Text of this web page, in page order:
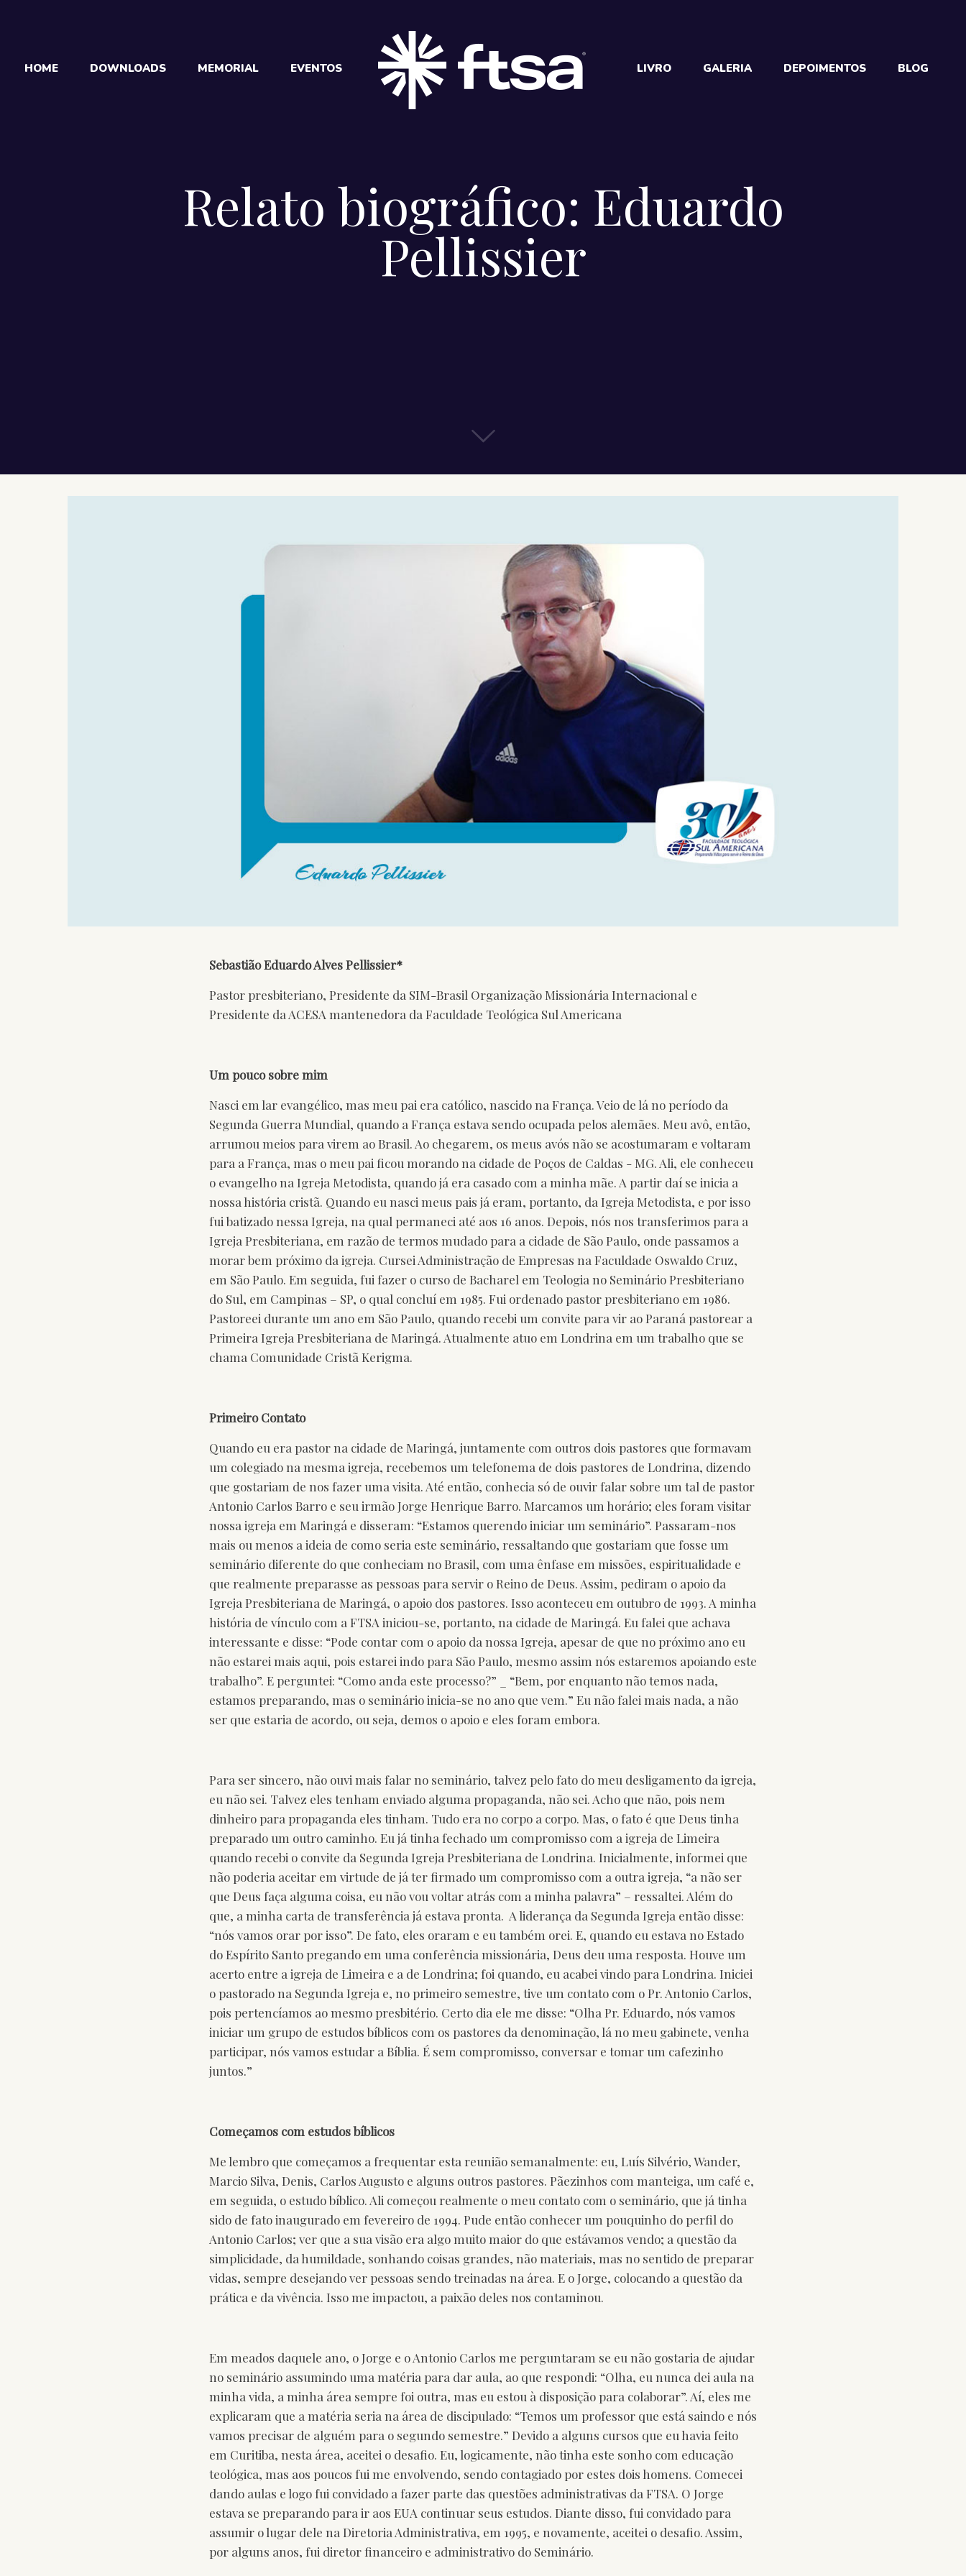
HOME DOWNLOADS MEMORIAL EVENTOS LIVRO GALERIA DEPOIMENTOS BLOG
Relato biográfico: Eduardo
Pellissier
Sebastião Eduardo Alves Pellissier*
Pastor presbiteriano, Presidente da SIM-Brasil Organização Missionária Internacional e
Presidente da ACESA mantenedora da Faculdade Teológica Sul Americana
Um pouco sobre mim
Nasci em lar evangélico, mas meu pai era católico, nascido na França. Veio de lá no período da
Segunda Guerra Mundial, quando a França estava sendo ocupada pelos alemães. Meu avô, então,
arrumou meios para virem ao Brasil. Ao chegarem, os meus avós não se acostumaram e voltaram
para a França, mas o meu pai ficou morando na cidade de Poços de Caldas - MG. Ali, ele conheceu
o evangelho na Igreja Metodista, quando já era casado com a minha mãe. A partir daí se inicia a
nossa história cristã. Quando eu nasci meus pais já eram, portanto, da Igreja Metodista, e por isso
fui batizado nessa Igreja, na qual permaneci até aos 16 anos. Depois, nós nos transferimos para a
Igreja Presbiteriana, em razão de termos mudado para a cidade de São Paulo, onde passamos a
morar bem próximo da igreja. Cursei Administração de Empresas na Faculdade Oswaldo Cruz,
em São Paulo. Em seguida, fui fazer o curso de Bacharel em Teologia no Seminário Presbiteriano
do Sul, em Campinas – SP, o qual concluí em 1985. Fui ordenado pastor presbiteriano em 1986.
Pastoreei durante um ano em São Paulo, quando recebi um convite para vir ao Paraná pastorear a
Primeira Igreja Presbiteriana de Maringá. Atualmente atuo em Londrina em um trabalho que se
chama Comunidade Cristã Kerigma.
Primeiro Contato
Quando eu era pastor na cidade de Maringá, juntamente com outros dois pastores que formavam
um colegiado na mesma igreja, recebemos um telefonema de dois pastores de Londrina, dizendo
que gostariam de nos fazer uma visita. Até então, conhecia só de ouvir falar sobre um tal de pastor
Antonio Carlos Barro e seu irmão Jorge Henrique Barro. Marcamos um horário; eles foram visitar
nossa igreja em Maringá e disseram: “Estamos querendo iniciar um seminário”. Passaram-nos
mais ou menos a ideia de como seria este seminário, ressaltando que gostariam que fosse um
seminário diferente do que conheciam no Brasil, com uma ênfase em missões, espiritualidade e
que realmente preparasse as pessoas para servir o Reino de Deus. Assim, pediram o apoio da
Igreja Presbiteriana de Maringá, o apoio dos pastores. Isso aconteceu em outubro de 1993. A minha
história de vínculo com a FTSA iniciou-se, portanto, na cidade de Maringá. Eu falei que achava
interessante e disse: “Pode contar com o apoio da nossa Igreja, apesar de que no próximo ano eu
não estarei mais aqui, pois estarei indo para São Paulo, mesmo assim nós estaremos apoiando este
trabalho”. E perguntei: “Como anda este processo?” _ “Bem, por enquanto não temos nada,
estamos preparando, mas o seminário inicia-se no ano que vem.” Eu não falei mais nada, a não
ser que estaria de acordo, ou seja, demos o apoio e eles foram embora.
Para ser sincero, não ouvi mais falar no seminário, talvez pelo fato do meu desligamento da igreja,
eu não sei. Talvez eles tenham enviado alguma propaganda, não sei. Acho que não, pois nem
dinheiro para propaganda eles tinham. Tudo era no corpo a corpo. Mas, o fato é que Deus tinha
preparado um outro caminho. Eu já tinha fechado um compromisso com a igreja de Limeira
quando recebi o convite da Segunda Igreja Presbiteriana de Londrina. Inicialmente, informei que
não poderia aceitar em virtude de já ter firmado um compromisso com a outra igreja, “a não ser
que Deus faça alguma coisa, eu não vou voltar atrás com a minha palavra” – ressaltei. Além do
que, a minha carta de transferência já estava pronta. A liderança da Segunda Igreja então disse:
“nós vamos orar por isso”. De fato, eles oraram e eu também orei. E, quando eu estava no Estado
do Espírito Santo pregando em uma conferência missionária, Deus deu uma resposta. Houve um
acerto entre a igreja de Limeira e a de Londrina; foi quando, eu acabei vindo para Londrina. Iniciei
o pastorado na Segunda Igreja e, no primeiro semestre, tive um contato com o Pr. Antonio Carlos,
pois pertencíamos ao mesmo presbitério. Certo dia ele me disse: “Olha Pr. Eduardo, nós vamos
iniciar um grupo de estudos bíblicos com os pastores da denominação, lá no meu gabinete, venha
participar, nós vamos estudar a Bíblia. É sem compromisso, conversar e tomar um cafezinho
juntos.”
Começamos com estudos bíblicos
Me lembro que começamos a frequentar esta reunião semanalmente: eu, Luís Silvério, Wander,
Marcio Silva, Denis, Carlos Augusto e alguns outros pastores. Pãezinhos com manteiga, um café e,
em seguida, o estudo bíblico. Ali começou realmente o meu contato com o seminário, que já tinha
sido de fato inaugurado em fevereiro de 1994. Pude então conhecer um pouquinho do perfil do
Antonio Carlos; ver que a sua visão era algo muito maior do que estávamos vendo; a questão da
simplicidade, da humildade, sonhando coisas grandes, não materiais, mas no sentido de preparar
vidas, sempre desejando ver pessoas sendo treinadas na área. E o Jorge, colocando a questão da
prática e da vivência. Isso me impactou, a paixão deles nos contaminou.
Em meados daquele ano, o Jorge e o Antonio Carlos me perguntaram se eu não gostaria de ajudar
no seminário assumindo uma matéria para dar aula, ao que respondi: “Olha, eu nunca dei aula na
minha vida, a minha área sempre foi outra, mas eu estou à disposição para colaborar”. Aí, eles me
explicaram que a matéria seria na área de discipulado: “Temos um professor que está saindo e nós
vamos precisar de alguém para o segundo semestre.” Devido a alguns cursos que eu havia feito
em Curitiba, nesta área, aceitei o desafio. Eu, logicamente, não tinha este sonho com educação
teológica, mas aos poucos fui me envolvendo, sendo contagiado por estes dois homens. Comecei
dando aulas e logo fui convidado a fazer parte das questões administrativas da FTSA. O Jorge
estava se preparando para ir aos EUA continuar seus estudos. Diante disso, fui convidado para
assumir o lugar dele na Diretoria Administrativa, em 1995, e novamente, aceitei o desafio. Assim,
por alguns anos, fui diretor financeiro e administrativo do Seminário.